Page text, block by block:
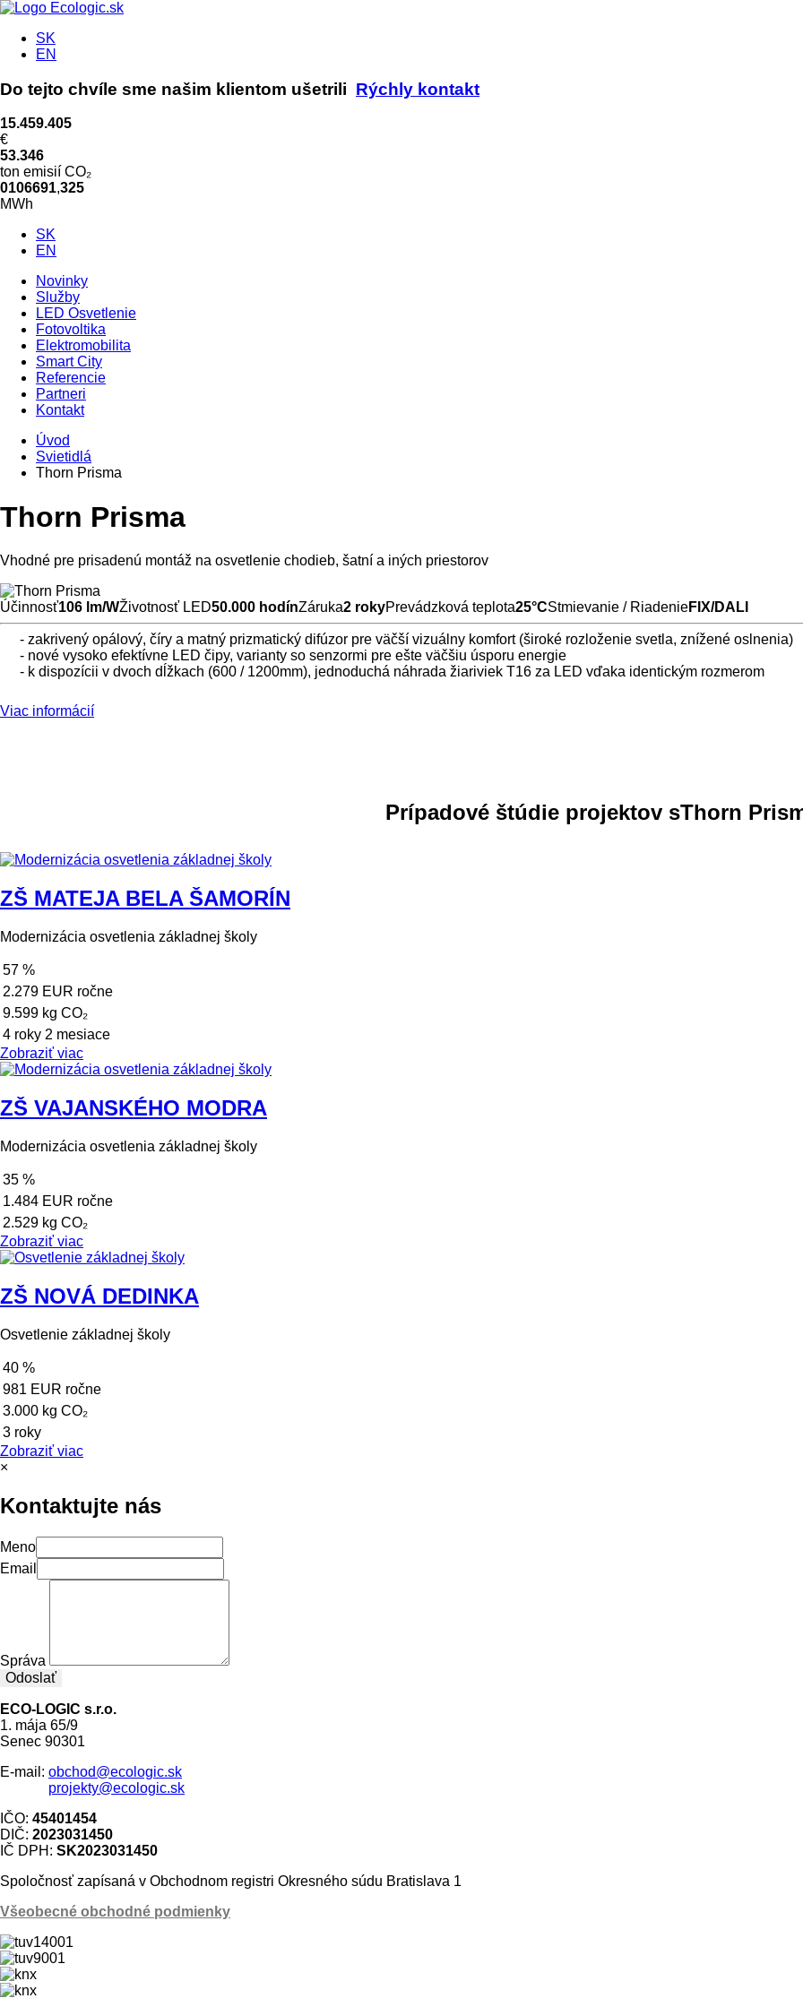
SK
EN
Do tejto chvíle sme našim klientom ušetrili Rýchly kontakt
15.459.405
€
53.346
ton emisií CO₂
0106691,326
MWh
SK
EN
Novinky
Služby
LED Osvetlenie
Fotovoltika
Elektromobilita
Smart City
Referencie
Partneri
Kontakt
Úvod
Svietidlá
Thorn Prisma
Thorn Prisma
Vhodné pre prisadenú montáž na osvetlenie chodieb, šatní a iných priestorov
Účinnosť106 lm/WŽivotnosť LED50.000 hodínZáruka2 rokyPrevádzková teplota25°CStmievanie / RiadenieFIX/DALI
- zakrivený opálový, číry a matný prizmatický difúzor pre väčší vizuálny komfort (široké rozloženie svetla, znížené oslnenia)
- nové vysoko efektívne LED čipy, varianty so senzormi pre ešte väčšiu úsporu energie
- k dispozícii v dvoch dĺžkach (600 / 1200mm), jednoduchá náhrada žiariviek T16 za LED vďaka identickým rozmerom
Viac informácií
Prípadové štúdie projektov sThorn
ZŠ MATEJA BELA ŠAMORÍN
Modernizácia osvetlenia základnej školy
57 %
2.279 EUR ročne
9.599 kg CO₂
4 roky 2 mesiace
Zobraziť viac
ZŠ VAJANSKÉHO MODRA
Modernizácia osvetlenia základnej školy
35 %
1.484 EUR ročne
2.529 kg CO₂
Zobraziť viac
ZŠ NOVÁ DEDINKA
Osvetlenie základnej školy
40 %
981 EUR ročne
3.000 kg CO₂
3 roky
Zobraziť viac
×
Kontaktujte nás
Meno
Email
Správa
Odoslať
ECO-LOGIC s.r.o.
1. mája 65/9
Senec 90301
E-mail: obchod@ecologic.sk
projekty@ecologic.sk
IČO: 45401454
DIČ: 2023031450
IČ DPH: SK2023031450
Spoločnosť zapísaná v Obchodnom registri Okresného súdu Bratislava 1
Všeobecné obchodné podmienky